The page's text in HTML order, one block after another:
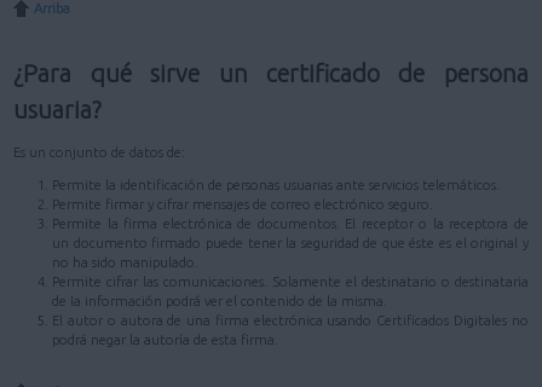
Arriba
¿Para qué sirve un certificado de persona
usuaria?
Es un conjunto de datos de:
Permite la identificación de personas usuarias ante servicios telemáticos.
Permite firmar y cifrar mensajes de correo electrónico seguro.
Permite la firma electrónica de documentos. El receptor o la receptora de
un documento firmado puede tener la seguridad de que éste es el original y
no ha sido manipulado.
Permite cifrar las comunicaciones. Solamente el destinatario o destinataria
de la información podrá ver el contenido de la misma.
El autor o autora de una firma electrónica usando Certificados Digitales no
podrá negar la autoría de esta firma.